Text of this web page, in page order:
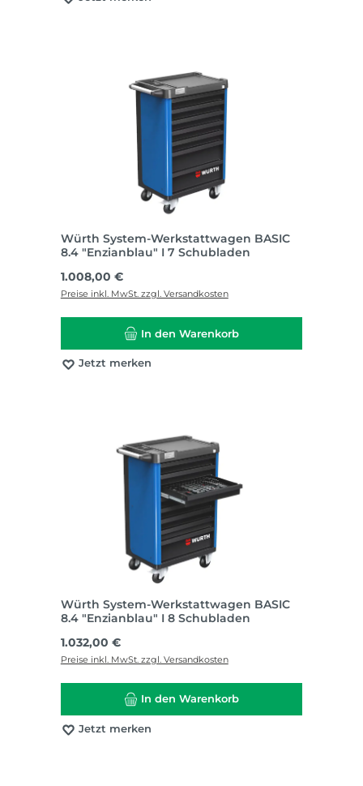
Würth System-Werkstattwagen BASIC
8.4 "Enzianblau" I 7 Schubladen
Regulärer Preis:
1.008,00 €
Preise inkl. MwSt. zzgl. Versandkosten
In den Warenkorb
Jetzt merken
Würth System-Werkstattwagen BASIC
8.4 "Enzianblau" I 8 Schubladen
Regulärer Preis:
1.032,00 €
Preise inkl. MwSt. zzgl. Versandkosten
In den Warenkorb
Jetzt merken